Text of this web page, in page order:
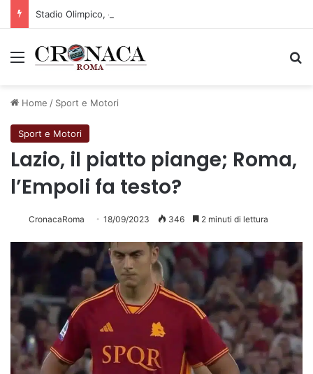
Stadio Olimpico, definito il piano mobilità 2026-27
Menu
Home / Sport e Motori
Sport e Motori
Lazio, il piatto piange; Roma,
l’Empoli fa testo?
CronacaRoma 18/09/2023 346 2 minuti di lettura